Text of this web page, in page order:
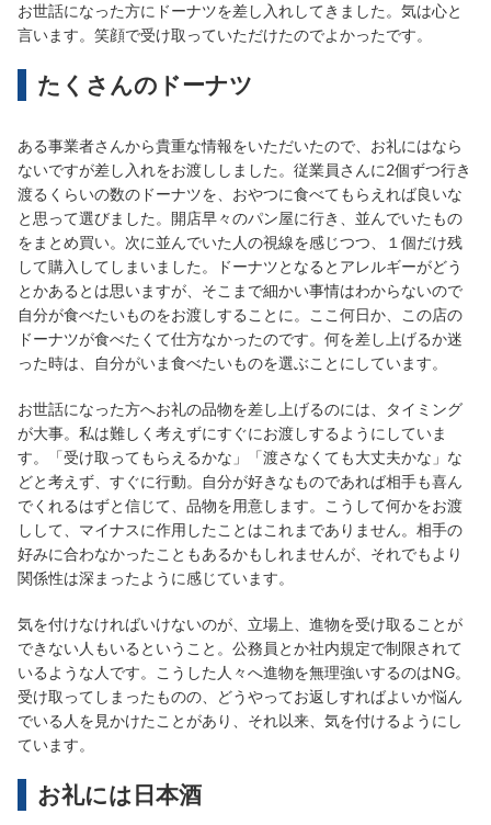
お世話になった方にドーナツを差し入れしてきました。気は心と
言います。笑顔で受け取っていただけたのでよかったです。
たくさんのドーナツ
ある事業者さんから貴重な情報をいただいたので、お礼にはなら
ないですが差し入れをお渡ししました。従業員さんに2個ずつ行き
渡るくらいの数のドーナツを、おやつに食べてもらえれば良いな
と思って選びました。開店早々のパン屋に行き、並んでいたもの
をまとめ買い。次に並んでいた人の視線を感じつつ、１個だけ残
して購入してしまいました。ドーナツとなるとアレルギーがどう
とかあるとは思いますが、そこまで細かい事情はわからないので
自分が食べたいものをお渡しすることに。ここ何日か、この店の
ドーナツが食べたくて仕方なかったのです。何を差し上げるか迷
った時は、自分がいま食べたいものを選ぶことにしています。
お世話になった方へお礼の品物を差し上げるのには、タイミング
が大事。私は難しく考えずにすぐにお渡しするようにしていま
す。「受け取ってもらえるかな」「渡さなくても大丈夫かな」な
どと考えず、すぐに行動。自分が好きなものであれば相手も喜ん
でくれるはずと信じて、品物を用意します。こうして何かをお渡
しして、マイナスに作用したことはこれまでありません。相手の
好みに合わなかったこともあるかもしれませんが、それでもより
関係性は深まったように感じています。
気を付けなければいけないのが、立場上、進物を受け取ることが
できない人もいるということ。公務員とか社内規定で制限されて
いるような人です。こうした人々へ進物を無理強いするのはNG。
受け取ってしまったものの、どうやってお返しすればよいか悩ん
でいる人を見かけたことがあり、それ以来、気を付けるようにし
ています。
お礼には日本酒